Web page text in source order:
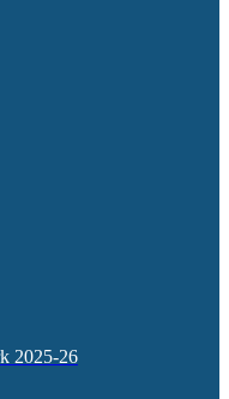
2025-26